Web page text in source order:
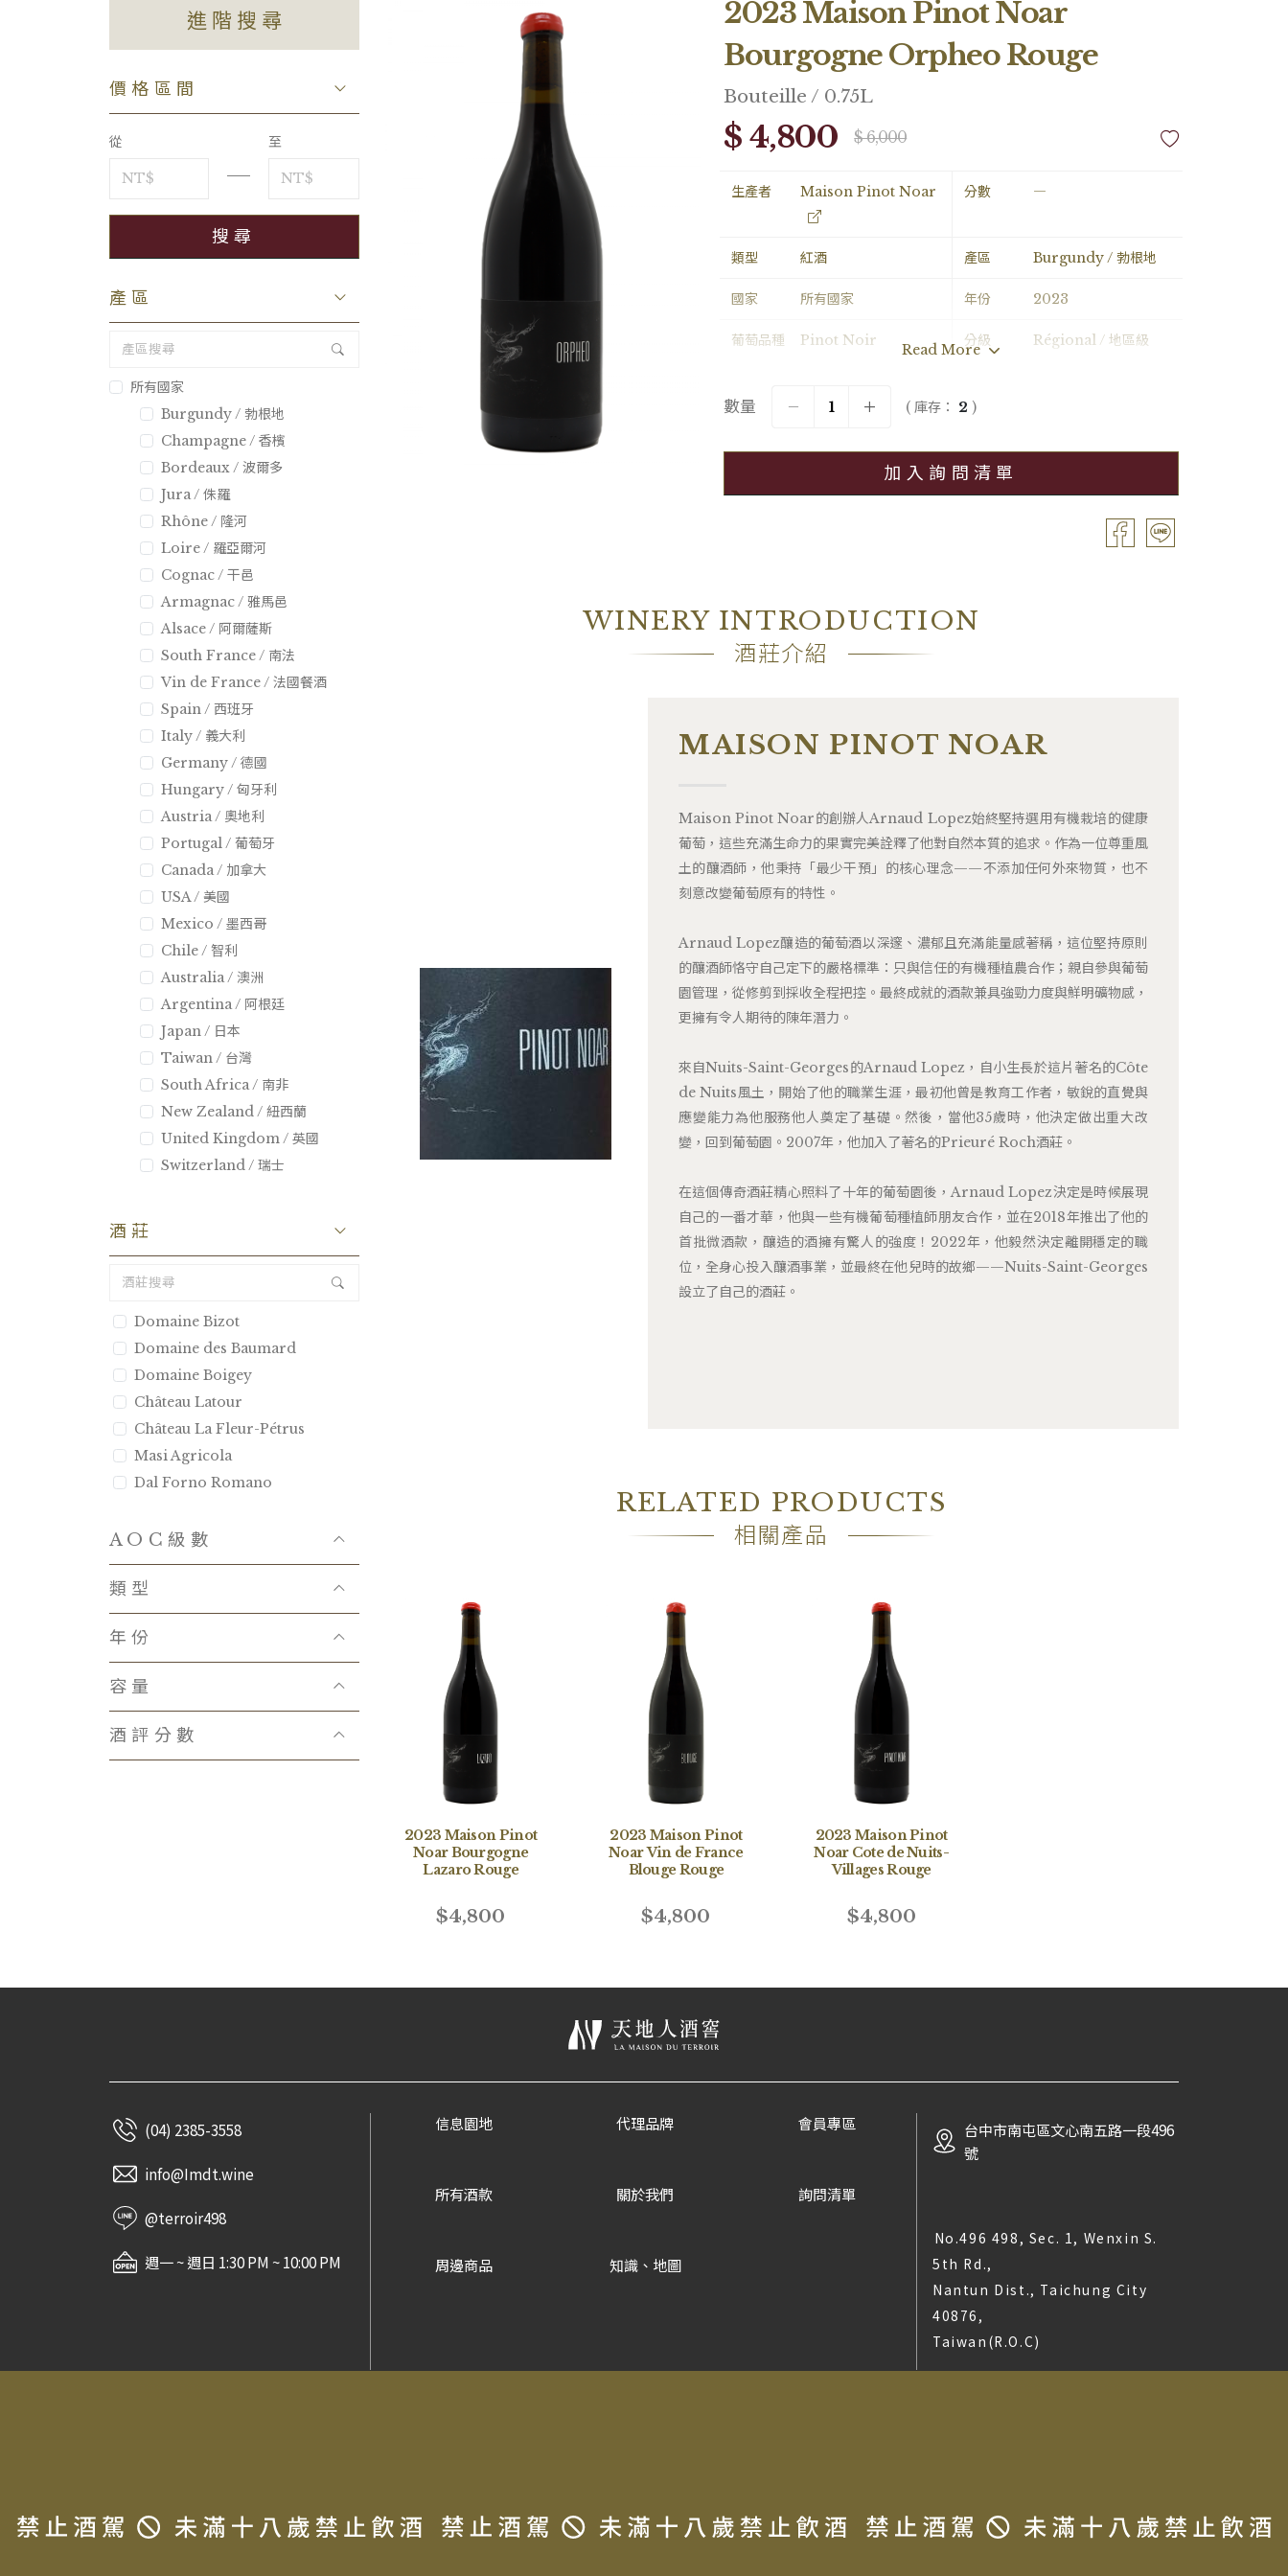
進階搜尋
價格區間
從 至
產區
所有國家
Burgundy / 勃根地
Champagne / 香檳
Bordeaux / 波爾多
Jura / 侏羅
Rhône / 隆河
Loire / 羅亞爾河
Cognac / 干邑
Armagnac / 雅馬邑
Alsace / 阿爾薩斯
South France / 南法
Vin de France / 法國餐酒
Spain / 西班牙
Italy / 義大利
Germany / 德國
Hungary / 匈牙利
Austria / 奧地利
Portugal / 葡萄牙
Canada / 加拿大
USA / 美國
Mexico / 墨西哥
Chile / 智利
Australia / 澳洲
Argentina / 阿根廷
Japan / 日本
Taiwan / 台灣
South Africa / 南非
New Zealand / 紐西蘭
United Kingdom / 英國
Switzerland / 瑞士
酒莊
Domaine Bizot
Domaine des Baumard
Domaine Boigey
Château Latour
Château La Fleur-Pétrus
Masi Agricola
Dal Forno Romano
Tenuta Luce
Castello d′Albola
Domaine Combier
Domaine Anita
Kei Shiogai
Brion
Domaine Hubert Reyser
Domaine Huguet Pinon
Maison Réno
Charles Boigelot
Paul Gros
Maison Pinot Noar
The Dalmore
AOC級數
類型
年份
容量
酒評分數
2023 Maison Pinot Noar
Bourgogne Orpheo Rouge
Bouteille / 0.75L
$ 4,800 $ 6,000
生產者 Maison Pinot Noar 分數 ―
類型 紅酒 產區 Burgundy / 勃根地
國家 所有國家 年份 2023
葡萄品種 Pinot Noir 分級 Régional / 地區級
Read More
數量 ( 庫存： 2 )
加入詢問清單
WINERY INTRODUCTION
酒莊介紹
MAISON PINOT NOAR
Maison Pinot Noar的創辦人Arnaud Lopez始終堅持選用有機栽培的健康
葡萄，這些充滿生命力的果實完美詮釋了他對自然本質的追求。作為一位尊重風
土的釀酒師，他秉持「最少干預」的核心理念——不添加任何外來物質，也不
刻意改變葡萄原有的特性。
Arnaud Lopez釀造的葡萄酒以深邃、濃郁且充滿能量感著稱，這位堅持原則
的釀酒師恪守自己定下的嚴格標準：只與信任的有機種植農合作；親自參與葡萄
園管理，從修剪到採收全程把控。最終成就的酒款兼具強勁力度與鮮明礦物感，
更擁有令人期待的陳年潛力。
來自Nuits-Saint-Georges的Arnaud Lopez，自小生長於這片著名的Côte
de Nuits風土，開始了他的職業生涯，最初他曾是教育工作者，敏銳的直覺與
應變能力為他服務他人奠定了基礎。然後，當他35歲時，他決定做出重大改
變，回到葡萄園。2007年，他加入了著名的Prieuré Roch酒莊。
在這個傳奇酒莊精心照料了十年的葡萄園後，Arnaud Lopez決定是時候展現
自己的一番才華，他與一些有機葡萄種植師朋友合作，並在2018年推出了他的
首批微酒款，釀造的酒擁有驚人的強度！2022年，他毅然決定離開穩定的職
位，全身心投入釀酒事業，並最終在他兒時的故鄉——Nuits-Saint-Georges
設立了自己的酒莊。
RELATED PRODUCTS
相關產品
2023 Maison Pinot
Noar Bourgogne
Lazaro Rouge
$4,800
2023 Maison Pinot
Noar Vin de France
Blouge Rouge
$4,800
2023 Maison Pinot
Noar Cote de Nuits-
Villages Rouge
$4,800
(04) 2385-3558
info@Imdt.wine
@terroir498
週一 ~ 週日 1:30 PM ~ 10:00 PM
信息園地
所有酒款
周邊商品
代理品牌
關於我們
知識、地圖
會員專區
詢問清單
台中市南屯區文心南五路一段496
號
No.496 498, Sec. 1, Wenxin S.
5th Rd.,
Nantun Dist., Taichung City
40876,
Taiwan(R.O.C)